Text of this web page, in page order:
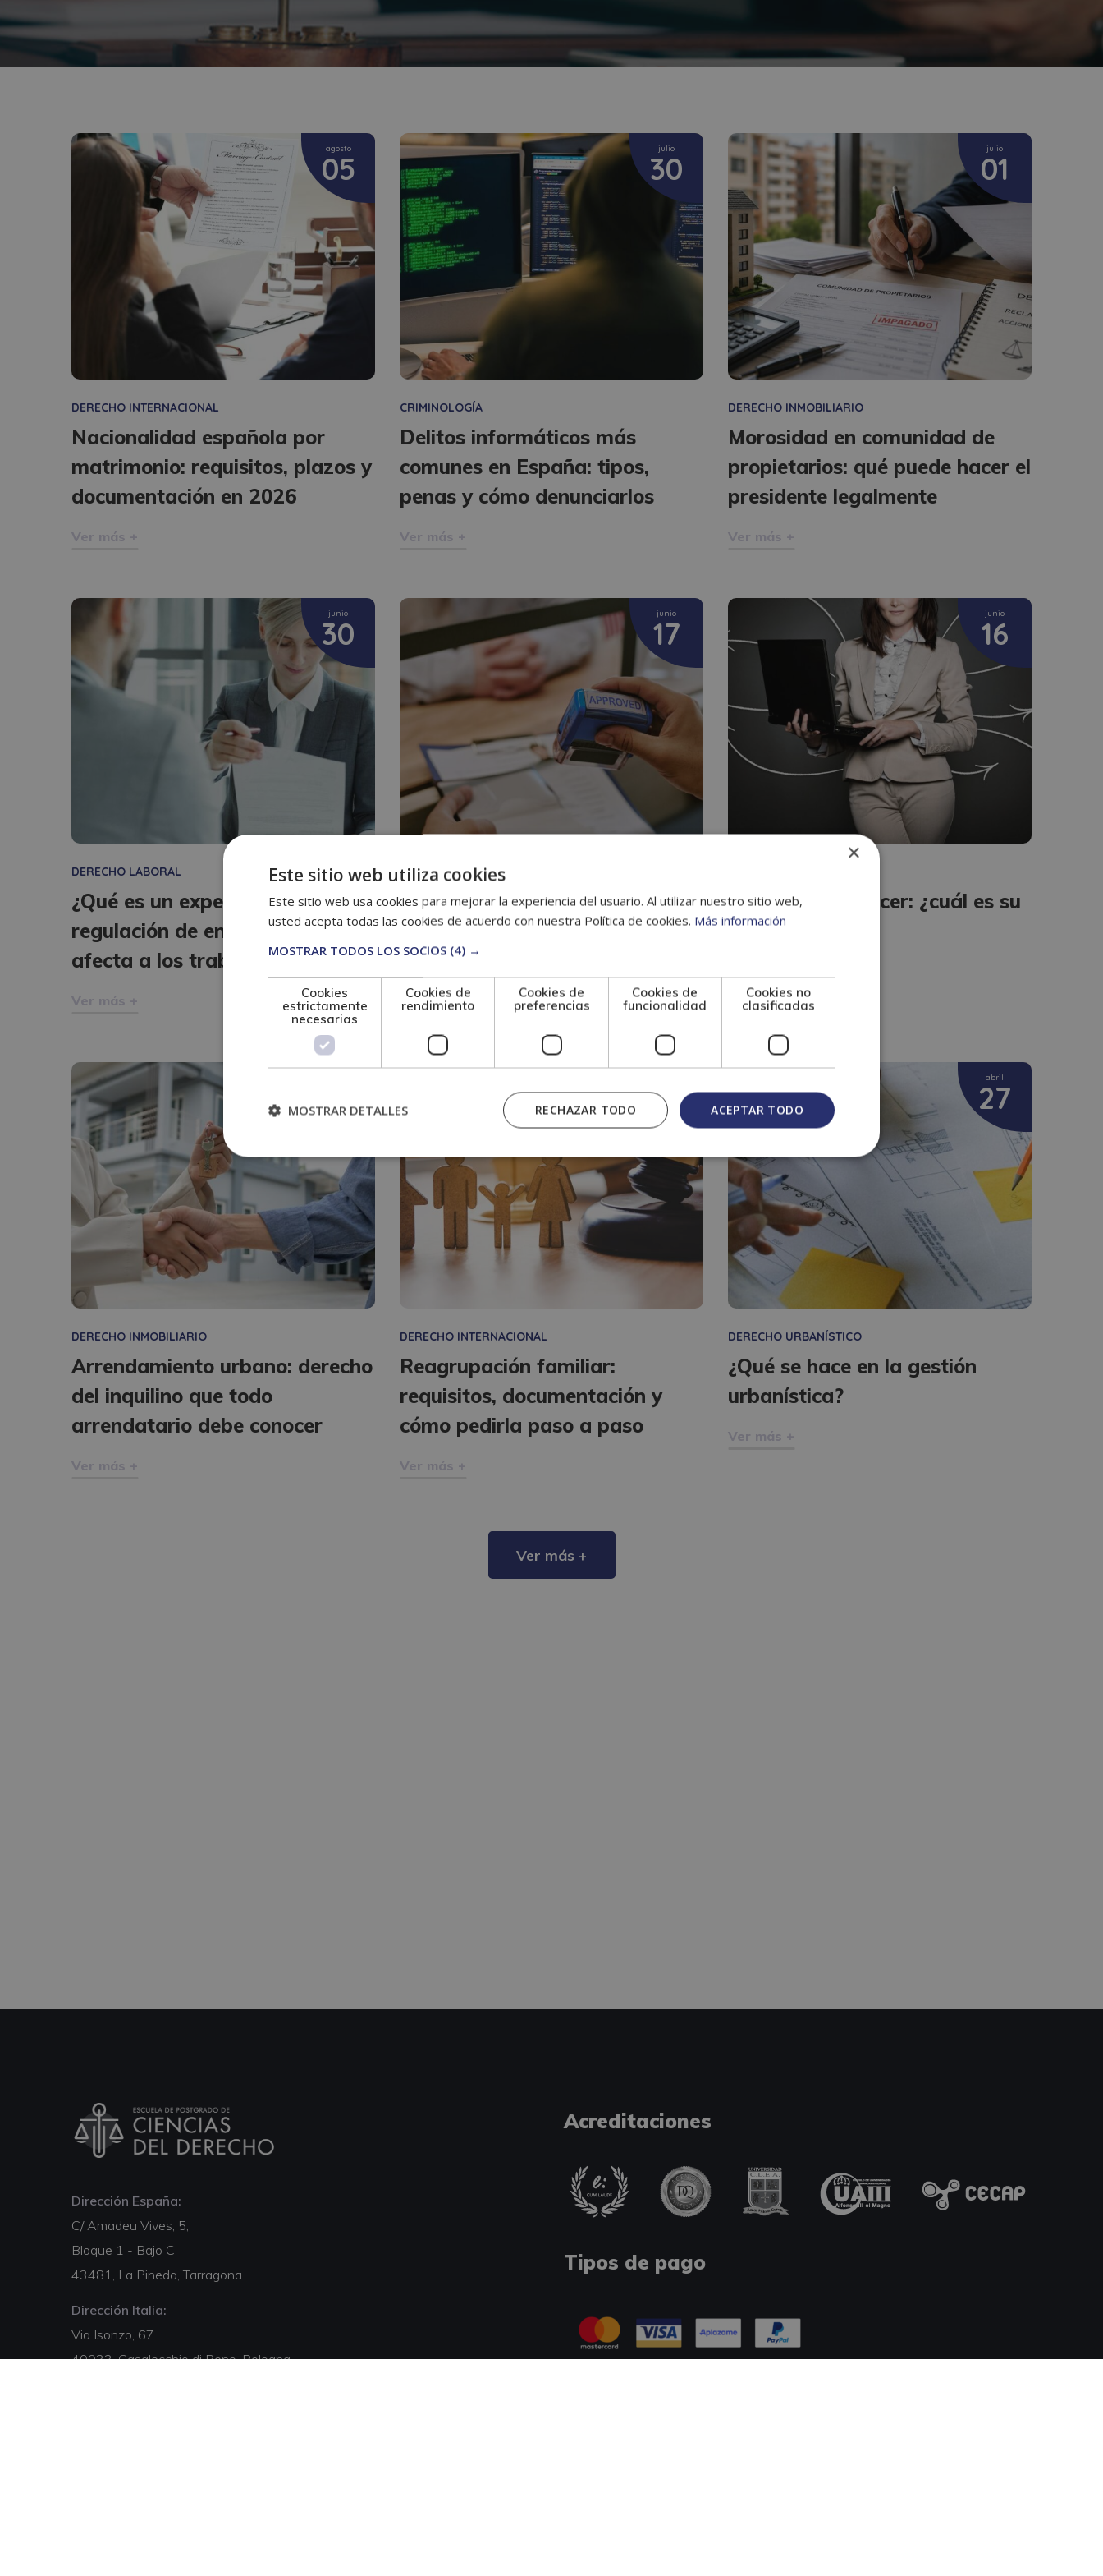
agosto
05
DERECHO INTERNACIONAL
Nacionalidad española por
matrimonio: requisitos, plazos y
documentación en 2026
Ver más +
julio
30
CRIMINOLOGÍA
Delitos informáticos más
comunes en España: tipos,
penas y cómo denunciarlos
Ver más +
julio
01
DERECHO INMOBILIARIO
Morosidad en comunidad de
propietarios: qué puede hacer el
presidente legalmente
Ver más +
junio
30
DERECHO LABORAL
¿Qué es un expediente de
regulación de empleo y cómo
afecta a los trabajadores?
Ver más +
junio
17
DERECHO INTERNACIONAL
Visado de estudiante en
España: requisitos, tipos y cómo
solicitarlo paso a paso
Ver más +
junio
16
Compliance Officer: ¿cuál es su
tarea?
20
DERECHO INMOBILIARIO
Arrendamiento urbano: derecho
del inquilino que todo
arrendatario debe conocer
Ver más +
13
DERECHO INTERNACIONAL
Reagrupación familiar:
requisitos, documentación y
cómo pedirla paso a paso
Ver más +
abril
27
DERECHO URBANÍSTICO
¿Qué se hace en la gestión
urbanística?
Ver más +
Ver más +
Dirección España:
C/ Amadeu Vives, 5,
Bloque 1 - Bajo C
43481, La Pineda, Tarragona
Dirección Italia:
Via Isonzo, 67
40033, Casalecchio di Reno, Bologna
Acreditaciones
Tipos de pago
×
Este sitio web utiliza cookies
Este sitio web usa cookies para mejorar la experiencia del usuario. Al utilizar nuestro sitio web,
usted acepta todas las cookies de acuerdo con nuestra Política de cookies. Más información
MOSTRAR TODOS LOS SOCIOS (4) →
Cookies
estrictamente
necesarias
Cookies de
rendimiento
Cookies de
preferencias
Cookies de
funcionalidad
Cookies no
clasificadas
ACEPTAR TODO
RECHAZAR TODO
MOSTRAR DETALLES